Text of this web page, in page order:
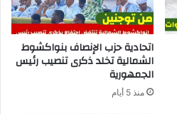
اتحادية حزب الإنصاف بنواكشوط
الشمالية تخلد ذكرى تنصيب رئيس
الجمهورية
منذ 5 أيام